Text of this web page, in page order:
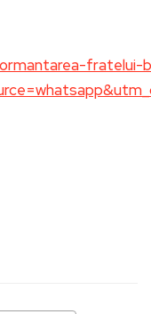
fratelui-